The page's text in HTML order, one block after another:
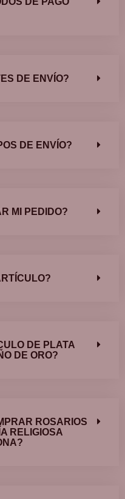
DE ENVÍO?
DE ENVÍO?
MI PEDIDO?
DE PLATA
DE ORO?
ROSARIOS
RELIGIOSA